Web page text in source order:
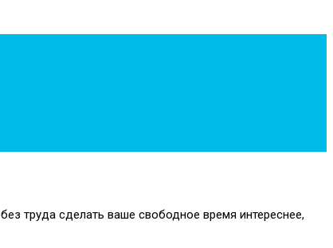
труда сделать ваше свободное время интереснее,